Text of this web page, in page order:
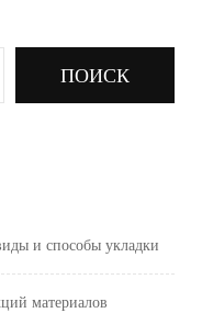
ПОИСК
и способы укладки
материалов